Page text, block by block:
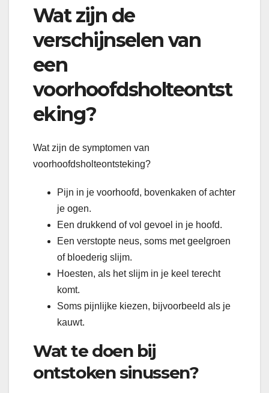
Wat zijn de
verschijnselen van
een
voorhoofdsholteontst
eking?
Wat zijn de symptomen van
voorhoofdsholteontsteking?
Pijn in je voorhoofd, bovenkaken of achter
je ogen.
Een drukkend of vol gevoel in je hoofd.
Een verstopte neus, soms met geelgroen
of bloederig slijm.
Hoesten, als het slijm in je keel terecht
komt.
Soms pijnlijke kiezen, bijvoorbeeld als je
kauwt.
Wat te doen bij
ontstoken sinussen?